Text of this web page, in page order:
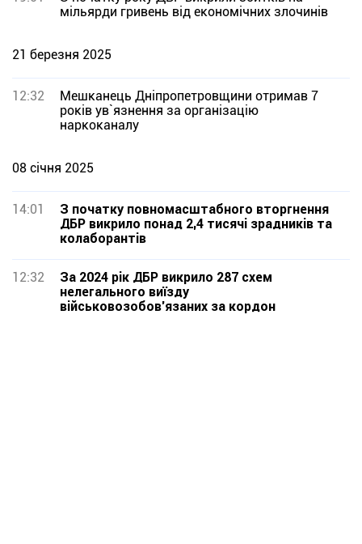
мільярди гривень від економічних злочинів
21 березня 2025
12:32
Мешканець Дніпропетровщини отримав 7
років ув`язнення за організацію
наркоканалу
08 січня 2025
14:01
З початку повномасштабного вторгнення
ДБР викрило понад 2,4 тисячі зрадників та
колаборантів
12:32
За 2024 рік ДБР викрило 287 схем
нелегального виїзду
військовозобов’язаних за кордон